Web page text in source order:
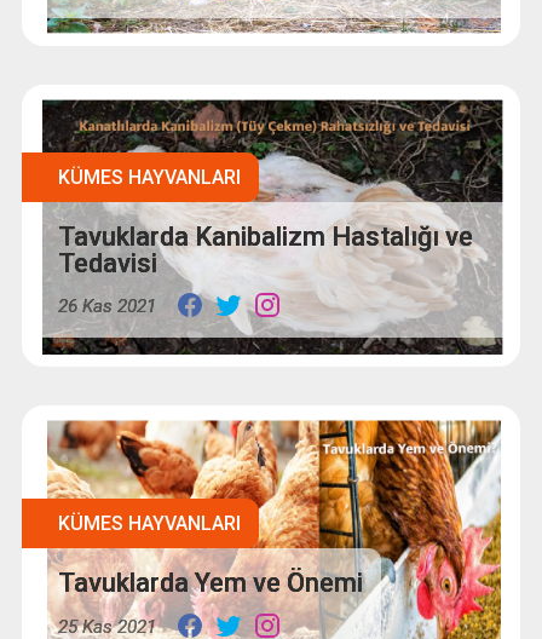
KÜMES HAYVANLARI
Tavuklarda Kanibalizm Hastalığı ve
Tedavisi
26 Kas 2021
KÜMES HAYVANLARI
Tavuklarda Yem ve Önemi
25 Kas 2021